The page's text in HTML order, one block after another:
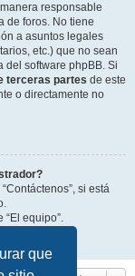
que
responsable
de foros. No tiene
a asuntos legales
etc.) que no sean
del software phpBB. Si
terceras partes de este
o directamente no
si está
equipo”.